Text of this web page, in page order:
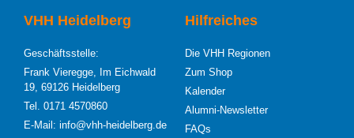
VHH Heidelberg
Geschäftsstelle:
Frank Vieregge, Im Eichwald
19, 69126 Heidelberg
Tel. 0171 4570860
E-Mail: info@vhh-heidelberg.de
Hilfreiches
Die VHH Regionen
Zum Shop
Kalender
Alumni-Newsletter
FAQs